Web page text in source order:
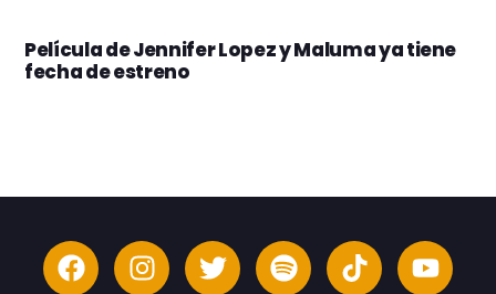
Película de Jennifer Lopez y Maluma ya tiene
fecha de estreno